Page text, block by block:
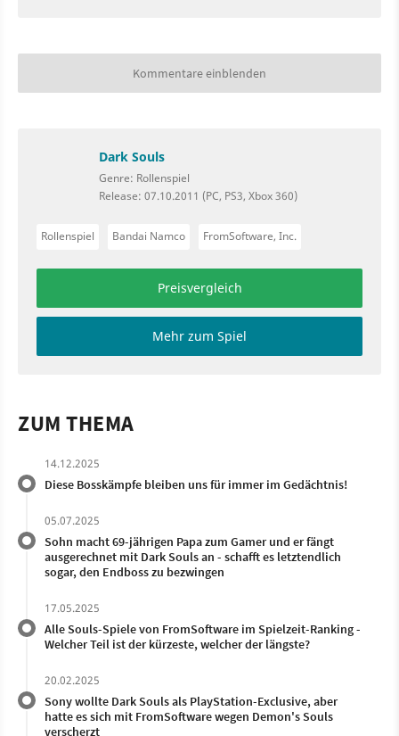
Kommentare einblenden
Dark Souls
Genre: Rollenspiel
Release: 07.10.2011 (PC, PS3, Xbox 360)
Rollenspiel Bandai Namco FromSoftware, Inc.
Preisvergleich
Mehr zum Spiel
ZUM THEMA
14.12.2025
Diese Bosskämpfe bleiben uns für immer im Gedächtnis!
05.07.2025
Sohn macht 69-jährigen Papa zum Gamer und er fängt
ausgerechnet mit Dark Souls an - schafft es letztendlich
sogar, den Endboss zu bezwingen
17.05.2025
Alle Souls-Spiele von FromSoftware im Spielzeit-Ranking -
Welcher Teil ist der kürzeste, welcher der längste?
20.02.2025
Sony wollte Dark Souls als PlayStation-Exclusive, aber
hatte es sich mit FromSoftware wegen Demon's Souls
verscherzt